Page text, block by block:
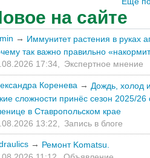
на сайте
→ Иммунитет растения в руках
так важно правильно
17:34,
Экспертное мнение
Коренева → Дождь, холод
сложности принёс сезон 2025/26
в Ставропольском крае
13:22,
Запись в блоге
→ Ремонт Komatsu.